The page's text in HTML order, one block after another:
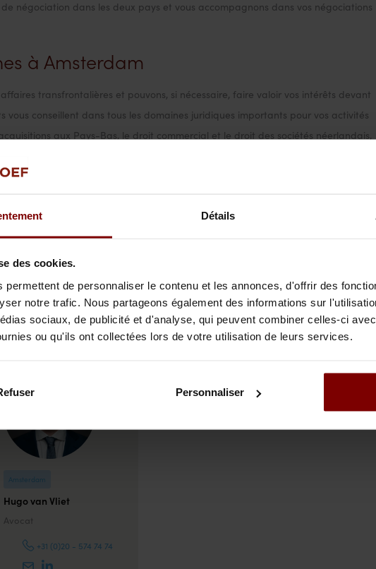
Détails
des cookies.
permettent de personnaliser le contenu et les annonces, d'offrir des
notre trafic. Nous partageons également des informations sur
sociaux, de publicité et d'analyse, qui peuvent combiner celles-ci
ou qu'ils ont collectées lors de votre utilisation de leurs services.
Personnaliser
négociation dans les deux pays et vous accompagnons dans vos négociations
à Amsterdam
transfrontalières et pouvons, si nécessaire, faire valoir vos intérêts devant
vous conseillent dans tous les domaines juridiques importants pour vos activités
aux Pays-Bas, le droit commercial et le droit des sociétés néerlandais,
la distribution néerlandais et le droit des transports néerlandais. En outre, nos
experts juridiques de notre cabinet, par exemple en droit immobilier
néerlandais et en droit néerlandais de l’insolvabilité
pas seulement le droit néerlandais, mais aussi la culture française et
n’hésitez pas à contacter Maître Wiebke Bonnet-Vogler,
Nos avocats
Amsterdam
Hugo van Vliet
Avocat
+31 (0)20 - 574 74 74